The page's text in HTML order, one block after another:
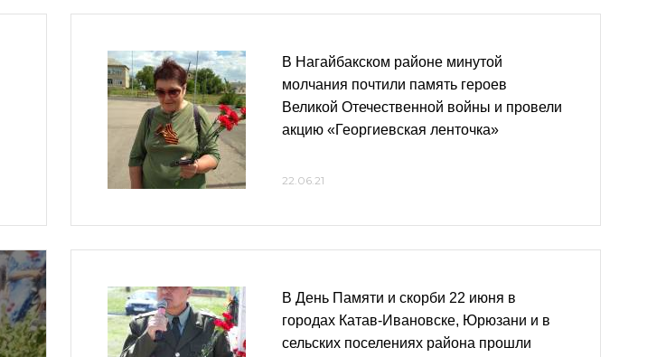
В Нагайбакском районе минутой
молчания почтили память героев
Великой Отечественной войны и провели
акцию «Георгиевская ленточка»
22.06.21
В День Памяти и скорби 22 июня в
городах Катав-Ивановске, Юрюзани и в
сельских поселениях района прошли